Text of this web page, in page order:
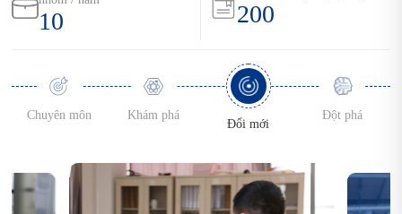
10 200
Chuyên môn Khám phá
Đổi mới
Đột phá